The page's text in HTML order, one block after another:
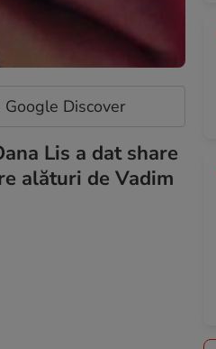
Google Discover
Lis a dat share
alături de Vadim